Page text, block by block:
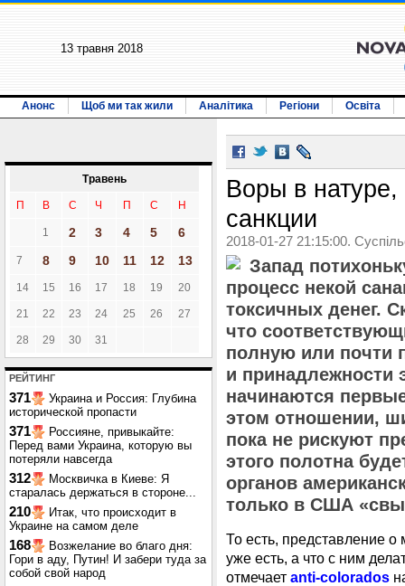
13 травня 2018
Анонс Щоб ми так жили Аналітика Регіони Освіта
Травень
П В С Ч П С Н
1 2 3 4 5 6
7 8 9 10 11 12 13
14 15 16 17 18 19 20
21 22 23 24 25 26 27
28 29 30 31
РЕЙТИНГ
371
Украина и Россия: Глубина
исторической пропасти
371
Россияне, привыкайте:
Перед вами Украина, которую вы
потеряли навсегда
312
Москвичка в Киеве: Я
старалась держаться в стороне...
210
Итак, что происходит в
Украине на самом деле
168
Возжелание во благо дня:
Гори в аду, Путин! И забери туда за
собой свой народ
Воры в
санкции
2018-01-27 21:15:00.
Запад
процесс некой
токсичных денег.
что
полную или почти
и принадлежности
начинаются
этом отношении,
пока не рискуют
этого полотна
органов
только в США
То есть, представление о
уже есть, а что с ним
отмечает anti-colorados